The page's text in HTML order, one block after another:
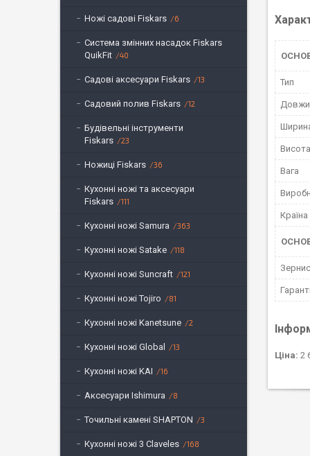
Тип
Висота
Вага
Ціна: 2
Ножі садові Fiskars 6
Система змінних насадок Fiskars
QuikFit
40
Садові аксесуари Fiskars 13
Садовий полив Fiskars 12
Будівельні інструменти
Fiskars
23
Ножиці Fiskars 36
Кухонні ножі та аксесуари
Fiskars
111
Кухонні ножі Samura 363
Кухонні ножі Satake 118
Кухонні ножі Suncraft 121
Кухонні ножі Tojiro 81
Кухонні ножі Kanetsune 2
Кухонні ножі Global 13
Кухонні ножі KAI 16
Аксесуари Ishimura 8
Точильні камені SHAPTON 3
Кухонні ножі 3 Claveles 168